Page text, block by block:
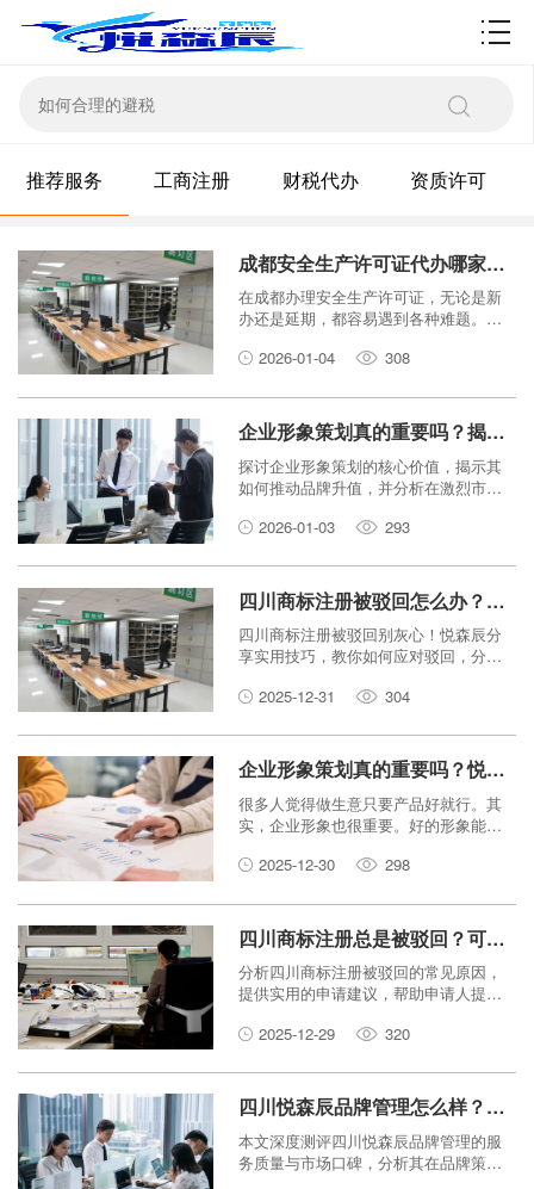
资质许可
推荐服务 工商注册 财税代办 资质许可
成都安全生产许可证代办哪家好？资质新办与延期的避坑指南
在成都办理安全生产许可证，无论是新
办还是延期，都容易遇到各种难题。本
如何选择靠谱的代办机构，以及在办理
证，避免不必要的损失。
2026-01-04 308
企业形象策划真的重要吗？揭秘品牌升值的底层逻辑！
探讨企业形象策划的核心价值，揭示其
如何推动品牌升值，并分析在激烈市场
2026-01-03
293
四川商标注册被驳回怎么办？悦森辰教你提高通过率的秘诀。
四川商标注册被驳回别灰心！悦森辰分
享实用技巧，教你如何应对驳回，分析
通过率。
2025-12-31 304
企业形象策划真的重要吗？悦森辰品牌管理告诉你答案！
很多人觉得做生意只要产品好就行。其
实，企业形象也很重要。好的形象能让
就来和大家聊聊，为什么企业形象策划
2025-12-30 298
四川商标注册总是被驳回？可能是你忽略了这几点！
分析四川商标注册被驳回的常见原因，
提供实用的申请建议，帮助申请人提高
2025-12-29
320
四川悦森辰品牌管理怎么样？企业服务口碑深度测评
本文深度测评四川悦森辰品牌管理的服
务质量与市场口碑，分析其在品牌策